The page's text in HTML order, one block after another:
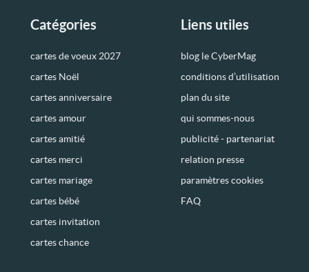
Catégories
cartes de voeux 2027
cartes Noël
cartes anniversaire
cartes amour
cartes amitié
cartes merci
cartes mariage
cartes bébé
cartes invitation
cartes chance
Liens utiles
blog le CyberMag
conditions d’utilisation
plan du site
qui sommes-nous
publicité - partenariat
relation presse
paramètres cookies
FAQ